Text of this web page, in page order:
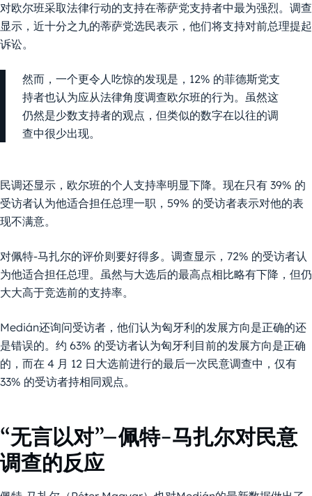
对欧尔班采取法律行动的支持在蒂萨党支持者中最为强烈。调查
显示，近十分之九的蒂萨党选民表示，他们将支持对前总理提起
诉讼。
然而，一个更令人吃惊的发现是，12% 的菲德斯党支
持者也认为应从法律角度调查欧尔班的行为。虽然这
仍然是少数支持者的观点，但类似的数字在以往的调
查中很少出现。
民调还显示，欧尔班的个人支持率明显下降。现在只有 39% 的
受访者认为他适合担任总理一职，59% 的受访者表示对他的表
现不满意。
对佩特-马扎尔的评价则要好得多。调查显示，72% 的受访者认
为他适合担任总理。虽然与大选后的最高点相比略有下降，但仍
大大高于竞选前的支持率。
Medián还询问受访者，他们认为匈牙利的发展方向是正确的还
是错误的。约 63% 的受访者认为匈牙利目前的发展方向是正确
的，而在 4 月 12 日大选前进行的最后一次民意调查中，仅有
33% 的受访者持相同观点。
“无言以对”–佩特-马扎尔对民意
调查的反应